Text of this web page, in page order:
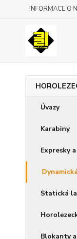
INFORMACE O
Úvazy
Karabiny
Expresky
Statická
Blokanty